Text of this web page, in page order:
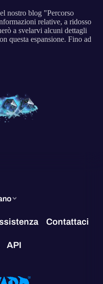
nostro blog "Percorso
relative, a ridosso
a svelarvi alcuni dettagli
questa espansione. Fino ad